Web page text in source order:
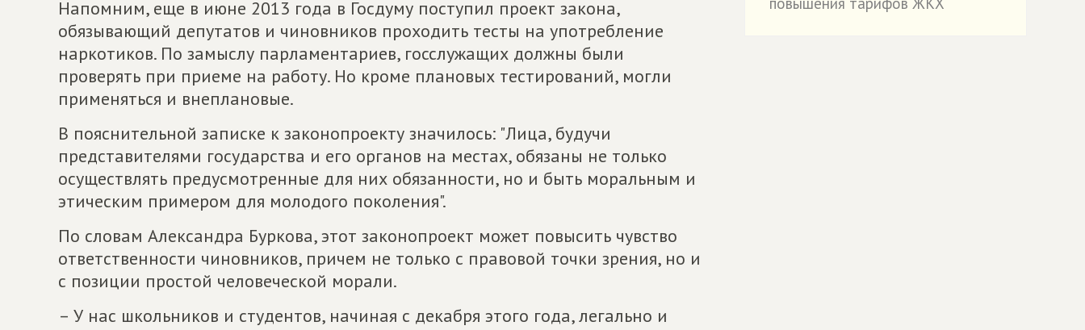
Напомним, еще в июне 2013 года в Госдуму поступил проект закона,
обязывающий депутатов и чиновников проходить тесты на употребление
наркотиков. По замыслу парламентариев, госслужащих должны были
проверять при приеме на работу. Но кроме плановых тестирований, могли
применяться и внеплановые.
В пояснительной записке к законопроекту значилось: "Лица, будучи
представителями государства и его органов на местах, обязаны не только
осуществлять предусмотренные для них обязанности, но и быть моральным и
этическим примером для молодого поколения".
По словам Александра Буркова, этот законопроект может повысить чувство
ответственности чиновников, причем не только с правовой точки зрения, но и
с позиции простой человеческой морали.
– У нас школьников и студентов, начиная с декабря этого года, легально и